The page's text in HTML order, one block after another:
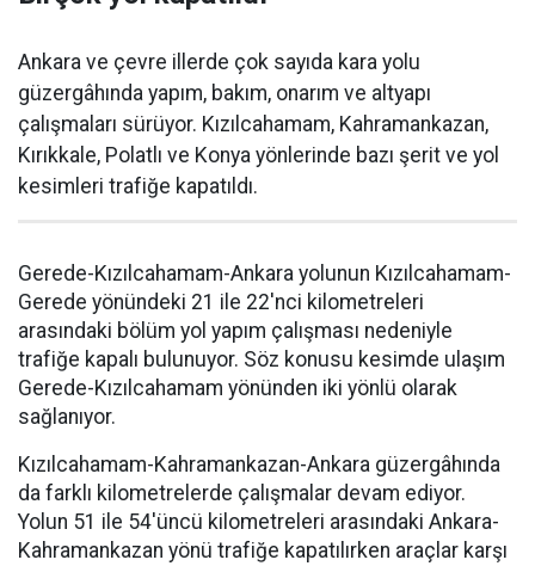
Ankara ve çevre illerde çok sayıda kara yolu
güzergâhında yapım, bakım, onarım ve altyapı
çalışmaları sürüyor. Kızılcahamam, Kahramankazan,
Kırıkkale, Polatlı ve Konya yönlerinde bazı şerit ve yol
kesimleri trafiğe kapatıldı.
Gerede-Kızılcahamam-Ankara yolunun Kızılcahamam-
Gerede yönündeki 21 ile 22'nci kilometreleri
arasındaki bölüm yol yapım çalışması nedeniyle
trafiğe kapalı bulunuyor. Söz konusu kesimde ulaşım
Gerede-Kızılcahamam yönünden iki yönlü olarak
sağlanıyor.
Kızılcahamam-Kahramankazan-Ankara güzergâhında
da farklı kilometrelerde çalışmalar devam ediyor.
Yolun 51 ile 54'üncü kilometreleri arasındaki Ankara-
Kahramankazan yönü trafiğe kapatılırken araçlar karşı